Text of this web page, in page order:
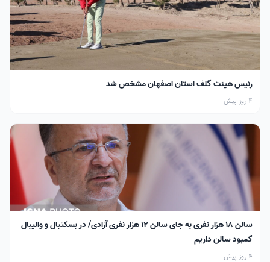
رئیس هیئت گلف استان اصفهان مشخص شد
4 روز پیش
سالن ۱۸ هزار نفری به جای سالن ۱۲ هزار نفری آزادی/ در بسکتبال و والیبال
کمبود سالن داریم
4 روز پیش